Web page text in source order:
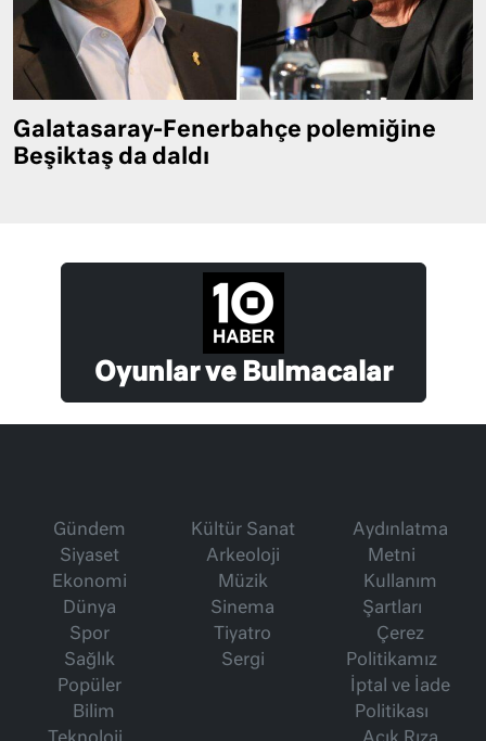
Galatasaray-Fenerbahçe polemiğine
Beşiktaş da daldı
Oyunlar ve Bulmacalar
Gündem
Siyaset
Ekonomi
Dünya
Spor
Sağlık
Popüler
Bilim
Kültür Sanat
Arkeoloji
Müzik
Sinema
Tiyatro
Sergi
Aydınlatma
Metni
Kullanım
Şartları
Çerez
Politikamız
İptal ve İade
Politikası